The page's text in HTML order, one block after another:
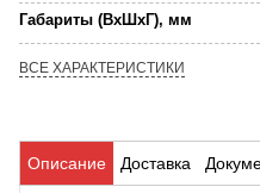
Габариты (ВхШхГ), мм
ВСЕ ХАРАКТЕРИСТИКИ
Описание Доставка